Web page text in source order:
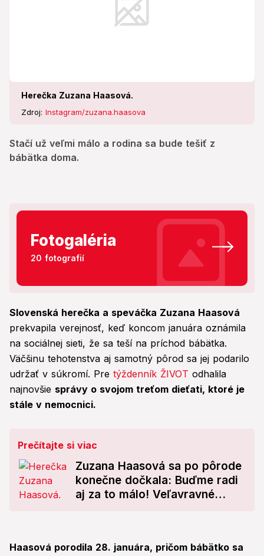
Herečka Zuzana Haasová.
Zdroj: Instagram/zuzana.haasova
Stačí už veľmi málo a rodina sa bude tešiť z
bábätka doma.
Fotogaléria
20 fotografií
Slovenská herečka a speváčka Zuzana Haasová
prekvapila verejnosť, keď koncom januára oznámila
na sociálnej sieti, že sa teší na príchod bábätka.
Väčšinu tehotenstva aj samotný pôrod sa jej podarilo
udržať v súkromí. Pre týždenník ŽIVOT odhalila
najnovšie správy o svojom treťom dieťati, ktoré je
stále v nemocnici.
Prečítajte si viac
Zuzana Haasová sa po pôrode
konečne dočkala: Buďme radi
aj za to málo! Veľavravné
Haasová porodila 28. januára, pričom bábätko sa